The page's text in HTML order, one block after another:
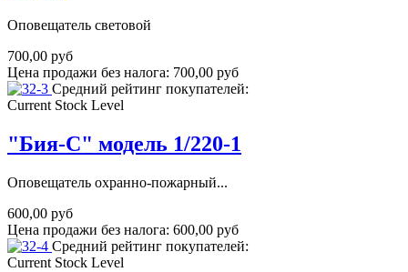
Оповещатель световой
700,00 руб
Цена продажи без налога: 700,00 руб
Средний рейтинг покупателей:
Current Stock Level
"Бия-С" модель 1/220-1
Оповещатель охранно-пожарный...
600,00 руб
Цена продажи без налога: 600,00 руб
Средний рейтинг покупателей:
Current Stock Level